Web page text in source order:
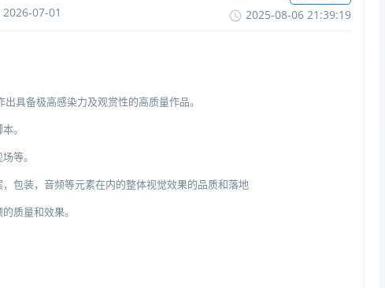
2026-07-01 2025-08-0621:39:19
具备极高感染力及观赏性的高质量作品。
。
等。
包装，音频等元素在内的整体视觉效果的品质和落地
质量和效果。